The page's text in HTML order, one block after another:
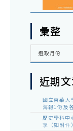
彙整
彙
選取月份
近期
國立東華大
海報1份及
歷史學科中
享（如附件）